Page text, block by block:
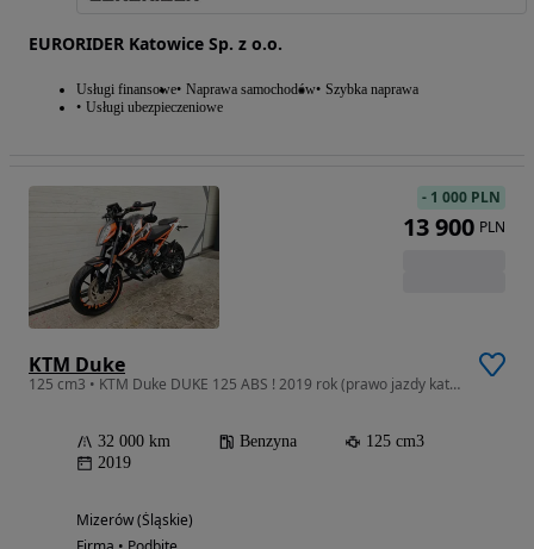
EURORIDER Katowice Sp. z o.o.
Usługi finansowe Naprawa samochodów Szybka naprawa
Usługi ubezpieczeniowe
KTM Duke
125 cm3 • KTM Duke DUKE 125 ABS ! 2019 rok (prawo jazdy kat B RATY !POZ KAT 10
32 000 km Benzyna
125 cm3
2019
Mizerów (Śląskie)
- 1 000 PLN
13 900 PLN